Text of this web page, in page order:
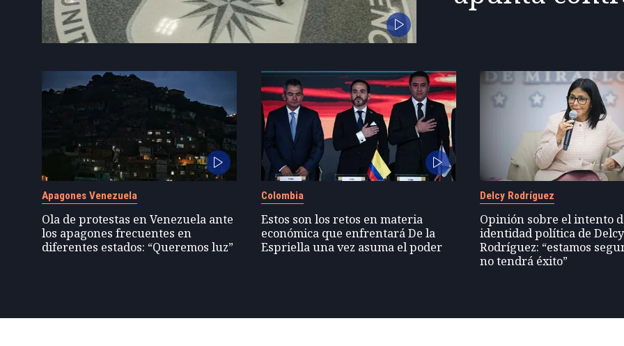
Apagones Venezuela
Ola de protestas en Venezuela ante
los apagones frecuentes en
diferentes estados: “Queremos luz”
Colombia
Estos son los retos en materia
económica que enfrentará De la
Espriella una vez asuma el poder
Delcy Rodríguez
Opinión sobre el intento
identidad política de Delcy
Rodríguez: “estamos
no tendrá éxito”